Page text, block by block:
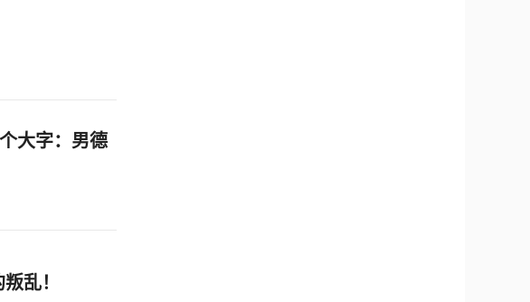
大字：男德
乱！